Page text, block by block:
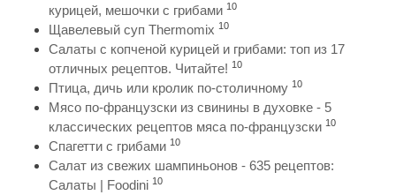
курицей, мешочки с грибами 10
Щавелевый суп Thermomix 10
Салаты с копченой курицей и грибами: топ из 17
отличных рецептов. Читайте! 10
Птица, дичь или кролик по-столичному 10
Мясо по-французски из свинины в духовке - 5
классических рецептов мяса по-французски 10
Спагетти с грибами 10
Салат из свежих шампиньонов - 635 рецептов:
Салаты | Foodini 10